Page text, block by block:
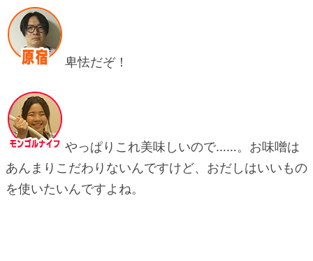
卑怯だぞ！
やっぱりこれ美味しいので……。お味噌は
あんまりこだわりないんですけど、おだしはいいもの
を使いたいんですよね。